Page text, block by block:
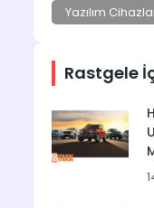
Yazılım
Rastgele